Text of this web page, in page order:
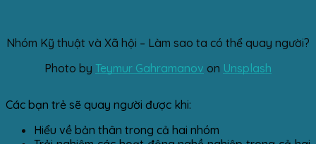
Nhóm Kỹ thuật và Xã hội – Làm sao ta có thể quay người?
Photo by Teymur Gahramanov on Unsplash
Các bạn trẻ sẽ quay người được khi:
Hiểu về bản thân trong cả hai nhóm